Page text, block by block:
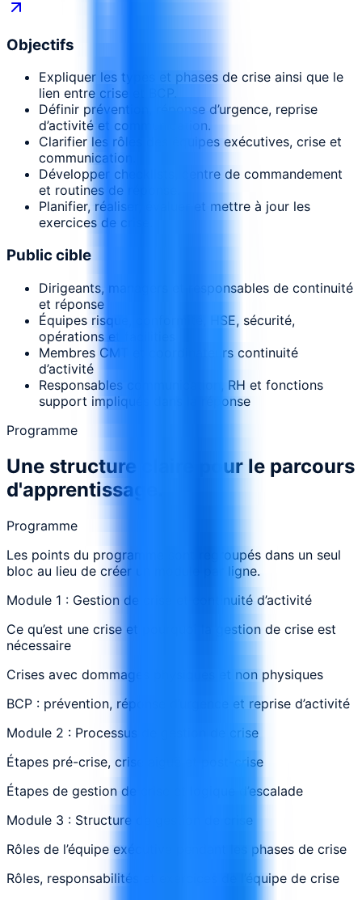
Objectifs
Expliquer les types et phases de crise ainsi que le
lien entre crise et BCP.
Définir prévention, réponse d’urgence, reprise
d’activité et communication.
Clarifier les rôles des équipes exécutives, crise et
communication.
Développer checklists, centre de commandement
et routines de réponse.
Planifier, réaliser, évaluer et mettre à jour les
exercices de crise.
Public cible
Dirigeants, managers et responsables de continuité
et réponse
Équipes risque, conformité, HSE, sécurité,
opérations et facilities
Membres CMT et coordinateurs continuité
d’activité
Responsables communication, RH et fonctions
support impliqués dans la réponse
Programme
Une structure claire pour le parcours
d'apprentissage.
Programme
Les points du programme sont regroupés dans un seul
bloc au lieu de créer un module par ligne.
Module 1 : Gestion de crise et continuité d’activité
Ce qu’est une crise et pourquoi la gestion de crise est
nécessaire
Crises avec dommages physiques et non physiques
BCP : prévention, réponse d’urgence et reprise d’activité
Module 2 : Processus de gestion de crise
Étapes pré-crise, crise aiguë et post-crise
Étapes de gestion de crise et logique d’escalade
Module 3 : Structure de gestion de crise
Rôles de l’équipe exécutive pendant les phases de crise
Rôles, responsabilités et exercices de l’équipe de crise